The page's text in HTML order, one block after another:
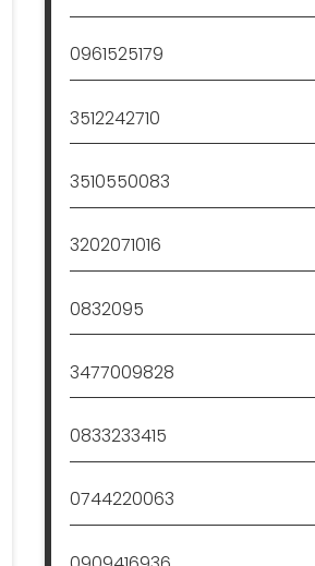
0961525179
3512242710
3510550083
3202071016
0832095
3477009828
0833233415
0744220063